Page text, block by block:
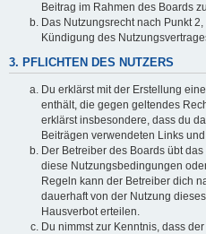
Beitrag im Rahmen des Boards
Das Nutzungsrecht nach Punkt
Kündigung des
3. PFLICHTEN DES NUTZERS
Du erklärst mit der Erstellung
enthält, die gegen geltendes
erklärst insbesondere, dass du
Beiträgen verwendeten Links
Der Betreiber des Boards übt
diese Nutzungsbedingungen
Regeln kann der Betreiber dich
dauerhaft von der Nutzung
Hausverbot erteilen.
Du nimmst zur Kenntnis, dass